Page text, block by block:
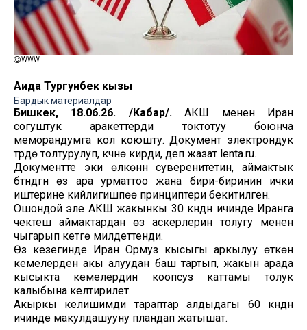
WWW
Аида Тургунбек кызы
Бардык материалдар
Бишкек, 18.06.26. /Кабар/.АКШ менен Иран
согуштук аракеттерди токтотуу боюнча
меморандумга кол коюшту. Документ электрондук
түрдө толтурулуп, күчүнө кирди, деп жазат lenta.ru.
Документте эки өлкөнүн суверенитетин, аймактык
бүтүндүгүн өз ара урматтоо жана бири-биринин ички
иштерине кийлигишпөө принциптери бекитилген.
Ошондой эле АКШ жакынкы 30 күндүн ичинде Иранга
чектеш аймактардан өз аскерлерин толугу менен
чыгарып кетүүгө милдеттенди.
Өз кезегинде Иран Ормуз кысыгы аркылуу өткөн
кемелерден акы алуудан баш тартып, жакын арада
кысыкта кемелердин коопсуз каттамы толук
калыбына келтирилет.
Акыркы келишимди тараптар алдыдагы 60 күндүн
ичинде макулдашууну пландап жатышат.